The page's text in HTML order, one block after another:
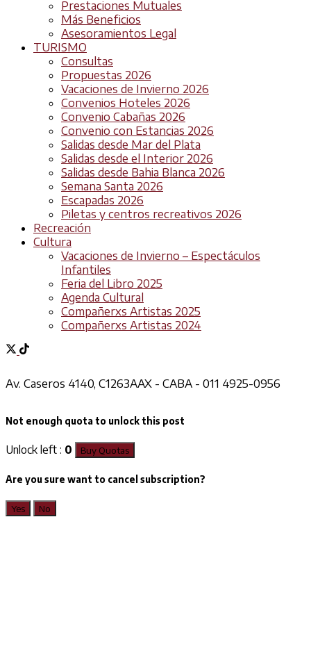
Prestaciones Mutuales
Más Beneficios
Asesoramientos Legal
TURISMO
Consultas
Propuestas 2026
Vacaciones de Invierno 2026
Convenios Hoteles 2026
Convenio Cabañas 2026
Convenio con Estancias 2026
Salidas desde Mar del Plata
Salidas desde el Interior 2026
Salidas desde Bahia Blanca 2026
Semana Santa 2026
Escapadas 2026
Piletas y centros recreativos 2026
Recreación
Cultura
Vacaciones de Invierno – Espectáculos
Infantiles
Feria del Libro 2025
Agenda Cultural
Compañerxs Artistas 2025
Compañerxs Artistas 2024
Av. Caseros 4140, C1263AAX - CABA - 011 4925-0956
Not enough quota to unlock this post
Unlock left : 0 Buy Quotas
Are you sure want to cancel subscription?
Yes No